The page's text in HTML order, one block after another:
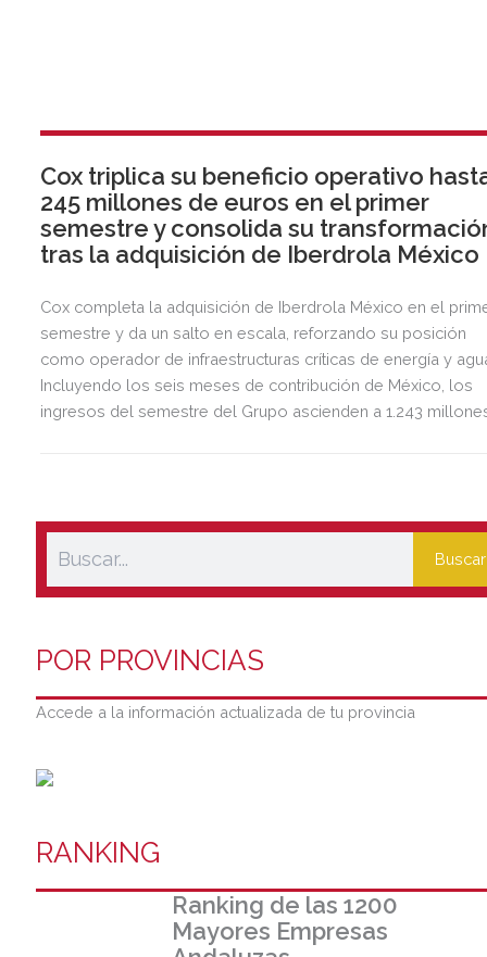
Cox triplica su beneficio operativo
245 millones de euros en el primer
semestre y consolida su
tras la adquisición de Iberdrola México
Cox completa la adquisición de Iberdrola México en el
semestre y da un salto en escala, reforzando su posición
como operador de infraestructuras críticas de energía y
Incluyendo los seis meses de contribución de México, los
ingresos del semestre del Grupo ascienden a 1.243
Buscar
POR PROVINCIAS
Accede a la información actualizada de tu provincia
RANKING
Ranking de las 1200
Mayores Empresas